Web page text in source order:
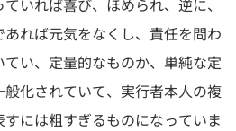
いれば喜び、ほめられ、逆に、
れば元気をなくし、責任を問わ
い、定量的なものか、単純な定
化されていて、実行者本人の複
には粗すぎるものになっていま